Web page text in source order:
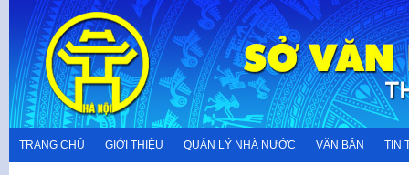
content
TRANG CHỦ GIỚI THIỆU QUẢN LÝ NHÀ NƯỚC VĂN BẢN TIN